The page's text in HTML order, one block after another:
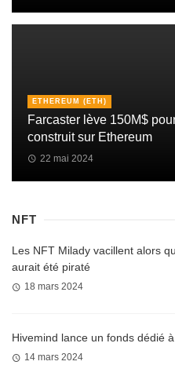
ETHEREUM (ETH)
Farcaster lève 150M$
construit sur Ethereum
22 mai 2024
NFT
Les NFT Milady vacillent alors
aurait été piraté
18 mars 2024
Hivemind lance un fonds dédié
14 mars 2024